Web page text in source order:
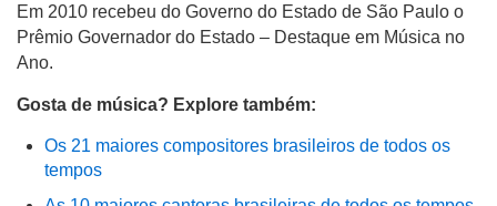
Em 2010 recebeu do Governo do Estado de São Paulo o
Prêmio Governador do Estado – Destaque em Música no
Ano.
Gosta de música? Explore também:
Os 21 maiores compositores brasileiros de todos os
tempos